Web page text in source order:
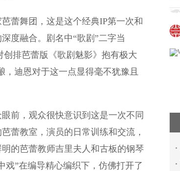
蕾舞团，这是这个经典IP第一次和
度融合。剧名中“歌剧”二字当
创排芭蕾版《歌剧魅影》抱有极大
迪恩对于这一点显得毫不犹豫且
前，观众很快意识到这是一次不同
蕾教室，演员的日常训练和交流，
的芭蕾教师吉里夫人和古板的钢琴
戏”在编导精心编织下，仿佛打开了